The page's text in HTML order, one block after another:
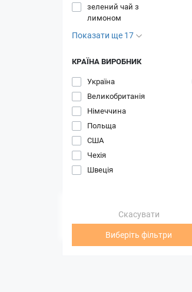
зелений чай з
лимоном
Показати ще 17
КРАЇНА ВИРОБНИК
Україна
Великобританія
Німеччина
Польща
США
Чехія
Швеція
Скасувати
Виберіть фільтри